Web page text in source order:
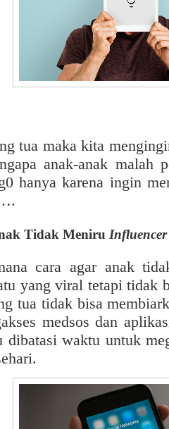
tua maka kita
anak-anak malah
hanya karena ingin
Tidak Meniru
cara agar anak
yang viral tetapi tidak
tua tidak bisa
medsos dan
dibatasi waktu untuk